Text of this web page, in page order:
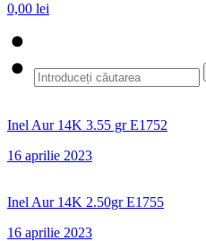
0,00 lei
Inel Aur 14K 3.55 gr E1752
16 aprilie 2023
Inel Aur 14K 2.50gr E1755
16 aprilie 2023